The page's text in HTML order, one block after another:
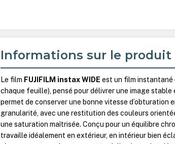
Informations sur le produit
Le film FUJIFILM instax WIDE est un film instantané
chaque feuille), pensé pour délivrer une image stable
permet de conserver une bonne vitesse d’obturation
granularité, avec une restitution des couleurs
une saturation maîtrisée. Conçu pour un équilibre
travaille idéalement en extérieur, en intérieur bien